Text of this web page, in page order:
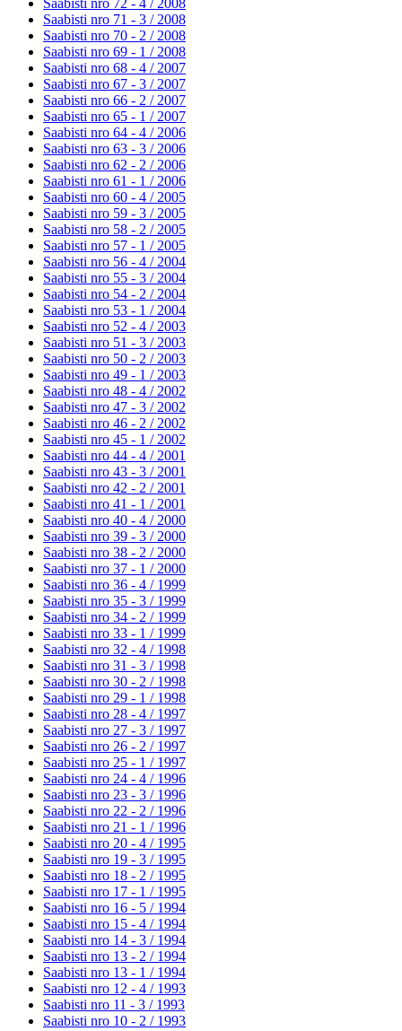
Saabisti nro 72 - 4 / 2008
Saabisti nro 71 - 3 / 2008
Saabisti nro 70 - 2 / 2008
Saabisti nro 69 - 1 / 2008
Saabisti nro 68 - 4 / 2007
Saabisti nro 67 - 3 / 2007
Saabisti nro 66 - 2 / 2007
Saabisti nro 65 - 1 / 2007
Saabisti nro 64 - 4 / 2006
Saabisti nro 63 - 3 / 2006
Saabisti nro 62 - 2 / 2006
Saabisti nro 61 - 1 / 2006
Saabisti nro 60 - 4 / 2005
Saabisti nro 59 - 3 / 2005
Saabisti nro 58 - 2 / 2005
Saabisti nro 57 - 1 / 2005
Saabisti nro 56 - 4 / 2004
Saabisti nro 55 - 3 / 2004
Saabisti nro 54 - 2 / 2004
Saabisti nro 53 - 1 / 2004
Saabisti nro 52 - 4 / 2003
Saabisti nro 51 - 3 / 2003
Saabisti nro 50 - 2 / 2003
Saabisti nro 49 - 1 / 2003
Saabisti nro 48 - 4 / 2002
Saabisti nro 47 - 3 / 2002
Saabisti nro 46 - 2 / 2002
Saabisti nro 45 - 1 / 2002
Saabisti nro 44 - 4 / 2001
Saabisti nro 43 - 3 / 2001
Saabisti nro 42 - 2 / 2001
Saabisti nro 41 - 1 / 2001
Saabisti nro 40 - 4 / 2000
Saabisti nro 39 - 3 / 2000
Saabisti nro 38 - 2 / 2000
Saabisti nro 37 - 1 / 2000
Saabisti nro 36 - 4 / 1999
Saabisti nro 35 - 3 / 1999
Saabisti nro 34 - 2 / 1999
Saabisti nro 33 - 1 / 1999
Saabisti nro 32 - 4 / 1998
Saabisti nro 31 - 3 / 1998
Saabisti nro 30 - 2 / 1998
Saabisti nro 29 - 1 / 1998
Saabisti nro 28 - 4 / 1997
Saabisti nro 27 - 3 / 1997
Saabisti nro 26 - 2 / 1997
Saabisti nro 25 - 1 / 1997
Saabisti nro 24 - 4 / 1996
Saabisti nro 23 - 3 / 1996
Saabisti nro 22 - 2 / 1996
Saabisti nro 21 - 1 / 1996
Saabisti nro 20 - 4 / 1995
Saabisti nro 19 - 3 / 1995
Saabisti nro 18 - 2 / 1995
Saabisti nro 17 - 1 / 1995
Saabisti nro 16 - 5 / 1994
Saabisti nro 15 - 4 / 1994
Saabisti nro 14 - 3 / 1994
Saabisti nro 13 - 2 / 1994
Saabisti nro 13 - 1 / 1994
Saabisti nro 12 - 4 / 1993
Saabisti nro 11 - 3 / 1993
Saabisti nro 10 - 2 / 1993